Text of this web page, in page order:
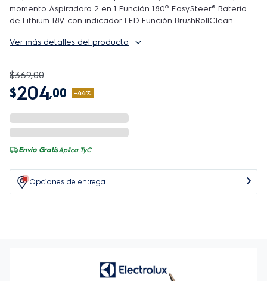
momento Aspiradora 2 en 1 Función 180º EasySteer® Batería
de Lithium 18V con indicador LED Función BrushRollClean
Ver más detalles del producto
$369,00
$204,00 -44%
Envío GratisAplica TyC
Opciones de entrega